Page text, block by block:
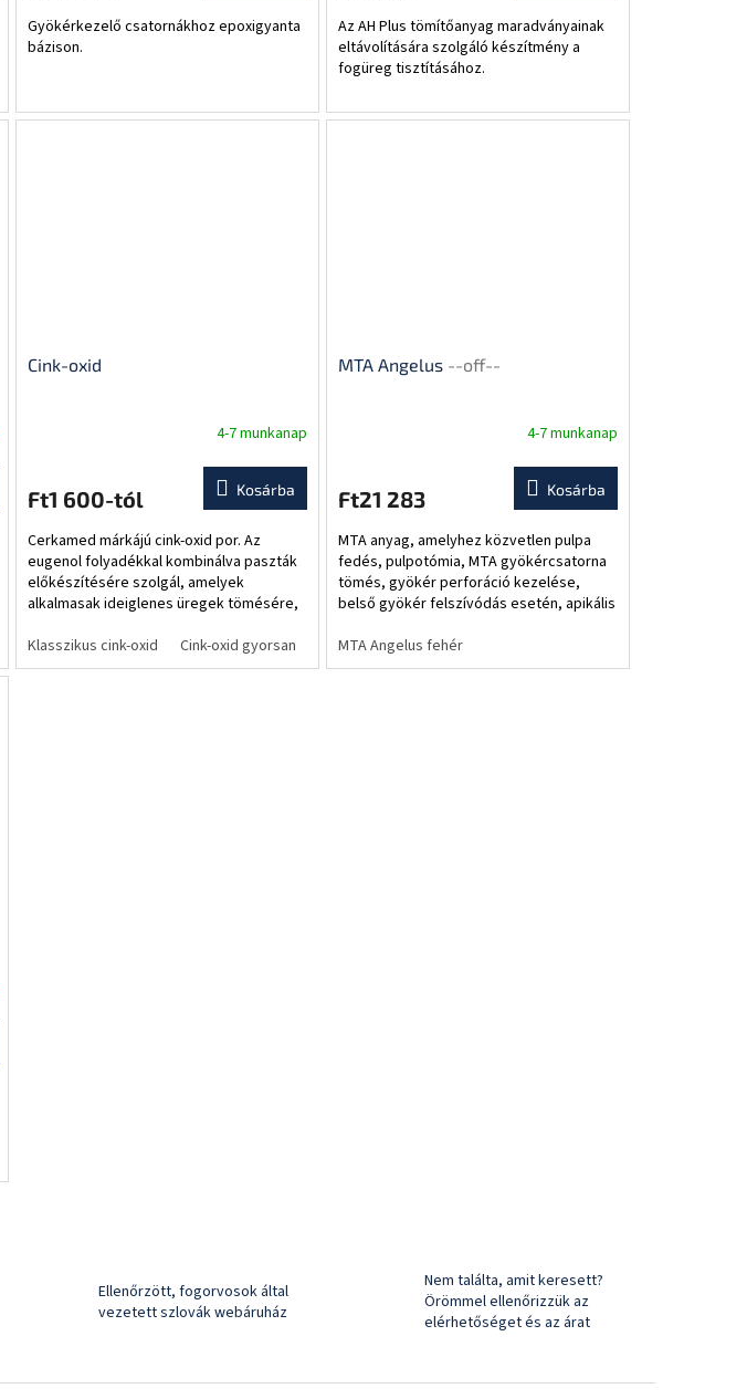
Gyökérkezelő csatornákhoz epoxigyanta
bázison.
Az AH Plus tömítőanyag maradványainak
eltávolítására szolgáló készítmény a
fogüreg tisztításához.
Cink-oxid
4-7 munkanap
Ft1 600-tól Kosárba
Cerkamed márkájú cink-oxid por. Az
eugenol folyadékkal kombinálva paszták
előkészítésére szolgál, amelyek
alkalmasak ideiglenes üregek tömésére,
cementként....
Klasszikus cink-oxid Cink-oxid gyorsan
MTA Angelus --off--
4-7 munkanap
Ft21 283 Kosárba
MTA anyag, amelyhez közvetlen pulpa
fedés, pulpotómia, MTA gyökércsatorna
tömés, gyökér perforáció kezelése,
belső gyökér felszívódás esetén, apikális
apexifikáció,...
MTA Angelus fehér
a
i
n
Ellenőrzött, fogorvosok által
vezetett szlovák webáruház
Nem találta, amit keresett?
Örömmel ellenőrizzük az
elérhetőséget és az árat